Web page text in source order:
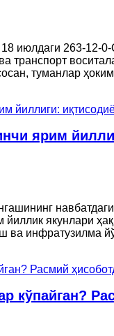
июлдаги 263-12-
транспорт
туманлар
ярим
якунлари
ва инфратузилма
кўпайган?